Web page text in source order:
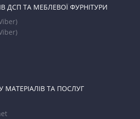
ДСП ТА МЕБЛЕВОЇ ФУРНІТУРИ
МАТЕРІАЛІВ ТА ПОСЛУГ